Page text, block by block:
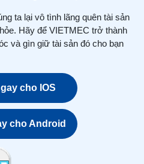
ta lại vô tình lãng quên tài sản
Hãy để VIETMEC trở thành
và gìn giữ tài sản đó cho bạn
cho IOS
cho Android